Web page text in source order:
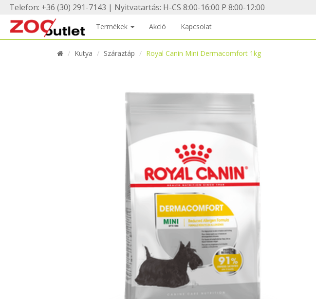
Telefon: +36 (30) 291-7143 | Nyitvatartás: H-CS 8:00-16:00 P 8:00-12:00
Termékek Akció Kapcsolat
Kutya Száraztáp Royal Canin Mini Dermacomfort 1kg